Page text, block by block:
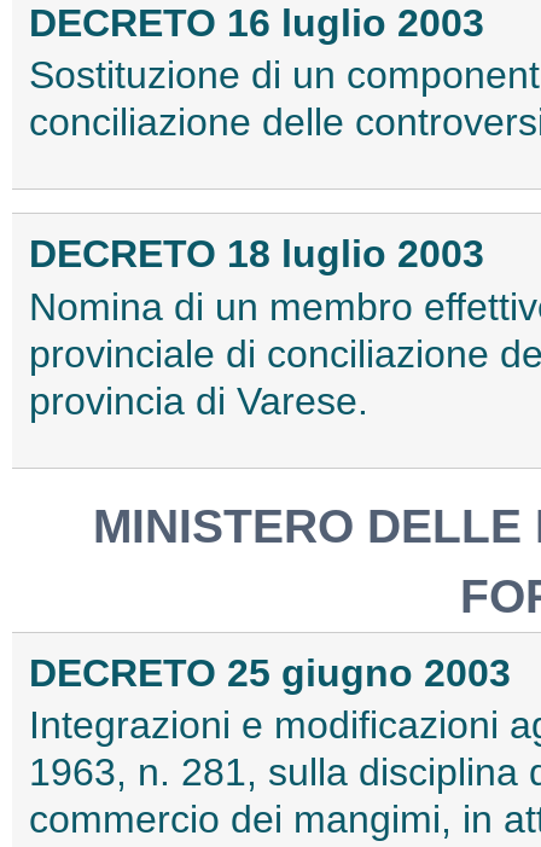
DECRETO 16 luglio 2003
Sostituzione di un
conciliazione delle
DECRETO 18 luglio 2003
Nomina di un membro
provinciale di conciliazione
provincia di Varese.
MINISTERO
DECRETO 25 giugno 2003
Integrazioni e modificazioni
1963, n. 281, sulla disciplina
commercio dei mangimi, in